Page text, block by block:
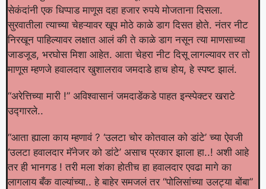
सेकंदांनी एक धिप्पाड माणूस दहा हजार रुपये मोजताना दिसला.
सुरवातीला त्याच्या चेहऱ्यावर खूप मोठे काळे डाग दिसत होते. नंतर नीट
निरखून पाहिल्यावर लक्षात आलं की ते काळे डाग नसून त्या माणसाच्या
जाडजूड, भरघोस मिशा आहेत. आता चेहरा नीट दिसू लागल्यावर तर तो
माणूस म्हणजे हवालदार खुशालराव जमदाडे हाच होय, हे स्पष्ट झालं.
“अरेत्तिच्या मारी !” अविश्वासानं जमदाडेंकडे पाहत इन्स्पेक्टर खराटे
उद्गारले..
“आता ह्याला काय म्हणावं ? ‘उलटा चोर कोतवाल को डांटे’ च्या ऐवजी
‘उलटा हवालदार मॅनेजर को डांटे’ असाच प्रकार झाला हा..! अशी आहे
तर ही भानगड ! तरी मला शंका होतीच हा हवालदार एवढा मागे का
लागलाय बँक वाल्यांच्या.. हे बाहेर समजलं तर “पोलिसांच्या उलट्या बोंबा”